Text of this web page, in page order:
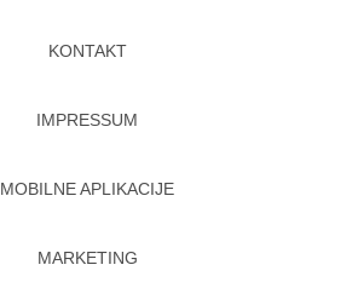
KONTAKT
IMPRESSUM
MOBILNE APLIKACIJE
MARKETING